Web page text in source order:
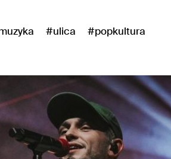
#ulica #popkultura